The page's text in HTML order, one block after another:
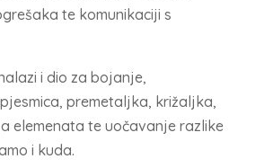
te komunikaciji s
i dio za bojanje,
premetaljka, križaljka,
elemenata te uočavanje razlike
i kuda.